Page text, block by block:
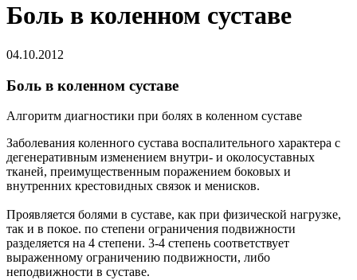
Боль в коленном суставе
04.10.2012
Боль в коленном суставе
Алгоритм диагностики при болях в коленном суставе
Заболевания коленного сустава воспалительного характера с
дегенеративным изменением внутри- и околосуставных
тканей, преимущественным поражением боковых и
внутренних крестовидных связок и менисков.
Проявляется болями в суставе, как при физической нагрузке,
так и в покое. по степени ограничения подвижности
разделяется на 4 степени. 3-4 степень соответствует
выраженному ограничению подвижности, либо
неподвижности в суставе.